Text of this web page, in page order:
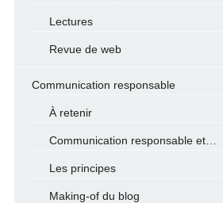
Lectures
Revue de web
Communication responsable
À retenir
Communication responsable et…
Les principes
Making-of du blog